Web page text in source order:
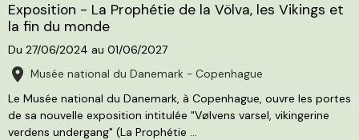
Exposition - La Prophétie de la Völva, les Vikings et
la fin du monde
Du 27/06/2024 au 01/06/2027
Musée national du Danemark - Copenhague
Le Musée national du Danemark, à Copenhague, ouvre les portes
de sa nouvelle exposition intitulée "Vølvens varsel, vikingerine
verdens undergang" (La Prophétie ...